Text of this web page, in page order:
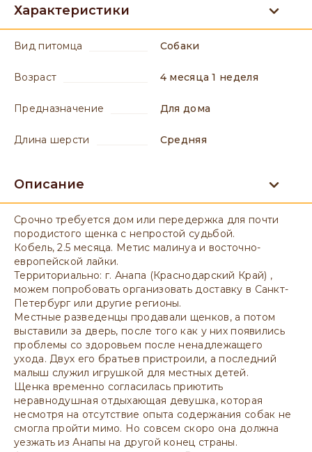
Характеристики
вид питомца Собаки
возраст 4 месяца 1 неделя
предназначение для дома
длина шерсти средняя
Описание
Срочно требуется дом или передержка для почти
породистого щенка с непростой судьбой.
Кобель, 2.5 месяца. Метис малинуа и восточно-
европейской лайки.
Территориально: г. Анапа (Краснодарский Край) ,
можем попробовать организовать доставку в Санкт-
Петербург или другие регионы.
Местные разведенцы продавали щенков, а потом
выставили за дверь, после того как у них появились
проблемы со здоровьем после ненадлежащего
ухода. Двух его братьев пристроили, а последний
малыш служил игрушкой для местных детей.
Щенка временно согласилась приютить
неравнодушная отдыхающая девушка, которая
несмотря на отсутствие опыта содержания собак не
смогла пройти мимо. Но совсем скоро она должна
уезжать из Анапы на другой конец страны.